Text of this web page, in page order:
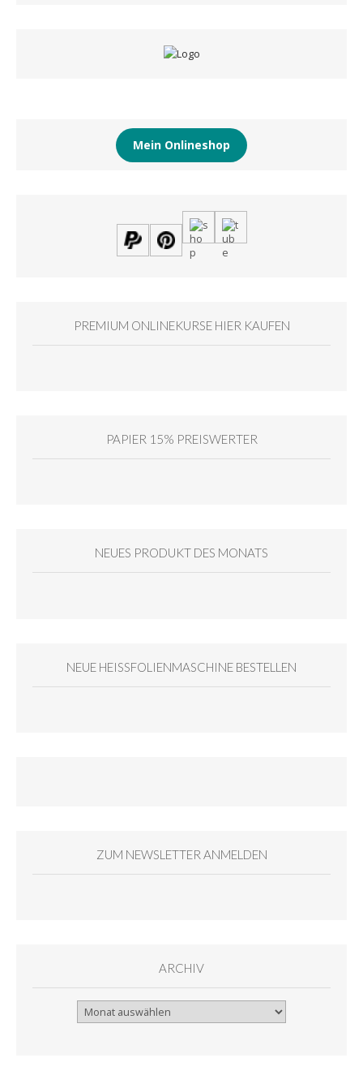
Mein Onlineshop
PREMIUM ONLINEKURSE HIER KAUFEN
PAPIER 15% PREISWERTER
NEUES PRODUKT DES MONATS
NEUE HEISSFOLIENMASCHINE BESTELLEN
ZUM NEWSLETTER ANMELDEN
ARCHIV
Archiv